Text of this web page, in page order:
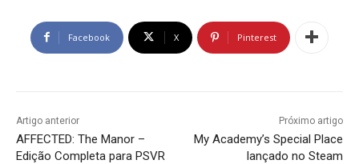
Facebook X Pinterest
Artigo anterior
AFFECTED: The Manor –
Edição Completa para PSVR
Próximo artigo
My Academy’s Special Place
lançado no Steam